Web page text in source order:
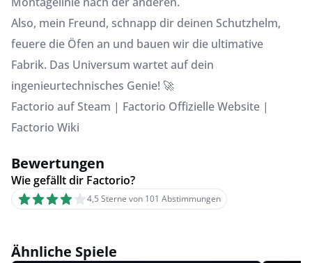
Also, mein Freund, schnapp dir deinen Schutzhelm,
feuere die Öfen an und bauen wir die ultimative
Fabrik. Das Universum wartet auf dein
ingenieurtechnisches Genie! 🚀
Factorio auf Steam | Factorio Offizielle Website |
Factorio Wiki
Bewertungen
Wie gefällt dir Factorio?
4,5 Sterne von 101 Abstimmungen
Ähnliche Spiele